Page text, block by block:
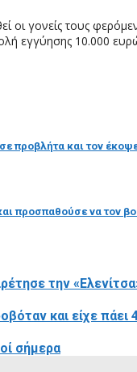
γονείς τους
εγγύησης 10.000
προβλήτα και τον έκοψε
προσπαθούσε να τον
την
και είχε
σήμερα